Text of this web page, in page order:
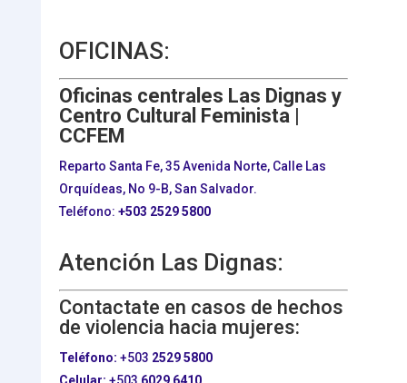
OFICINAS:
Oficinas centrales Las Dignas y
Centro Cultural Feminista |
CCFEM
Reparto Santa Fe, 35 Avenida Norte, Calle Las
Orquídeas, No 9-B, San Salvador.
Teléfono: +503 2529 5800
Atención Las Dignas:
Contactate en casos de hechos
de violencia hacia mujeres:
Teléfono: +503 2529 5800